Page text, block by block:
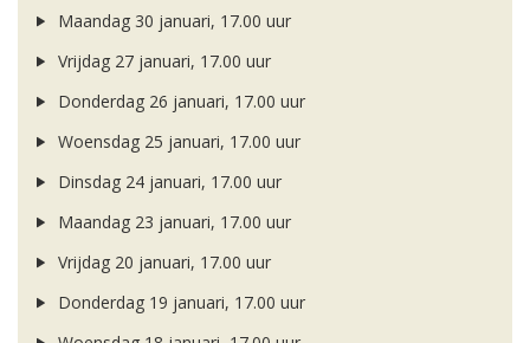
Maandag 30 januari, 17.00 uur
Vrijdag 27 januari, 17.00 uur
Donderdag 26 januari, 17.00 uur
Woensdag 25 januari, 17.00 uur
Dinsdag 24 januari, 17.00 uur
Maandag 23 januari, 17.00 uur
Vrijdag 20 januari, 17.00 uur
Donderdag 19 januari, 17.00 uur